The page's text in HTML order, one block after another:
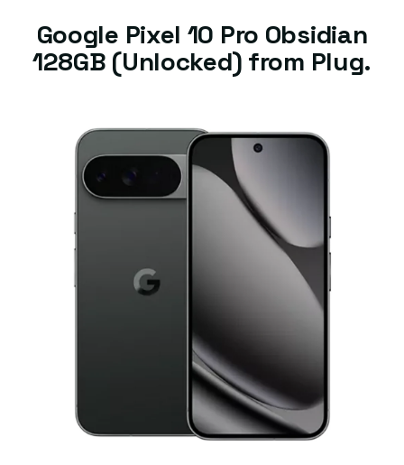
Google Pixel 10 Pro Obsidian
128GB (Unlocked) from Plug.